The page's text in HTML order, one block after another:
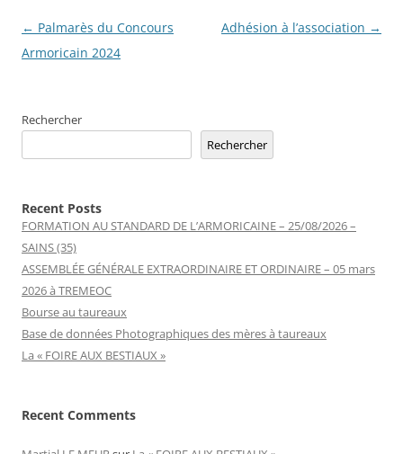
Navigation
des
← Palmarès du Concours
Armoricain 2024
Adhésion à l’association →
Rechercher
Rechercher
Recent Posts
FORMATION AU STANDARD DE L’ARMORICAINE – 25/08/2026 –
SAINS (35)
ASSEMBLÉE GÉNÉRALE EXTRAORDINAIRE ET ORDINAIRE – 05 mars
2026 à TREMEOC
Bourse au taureaux
Base de données Photographiques des mères à taureaux
La « FOIRE AUX BESTIAUX »
Recent Comments